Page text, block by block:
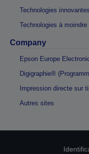
Technologies innovantes
Technologies à
Company
Epson Europe
Digigraphie®
Impression directe sur
Autres sites